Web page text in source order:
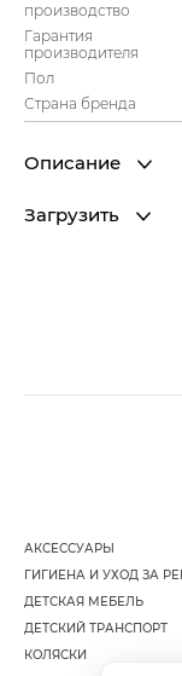
производство
Гарантия
производителя
Пол
Страна бренда
Описание
Загрузить
АКСЕССУАРЫ
ГИГИЕНА И УХОД ЗА
ДЕТСКАЯ МЕБЕЛЬ
ДЕТСКИЙ ТРАНСПОРТ
КОЛЯСКИ